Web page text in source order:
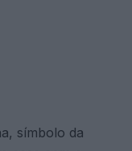
símbolo da